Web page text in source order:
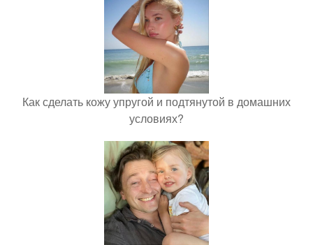
Как сделать кожу упругой и подтянутой в домашних
условиях?